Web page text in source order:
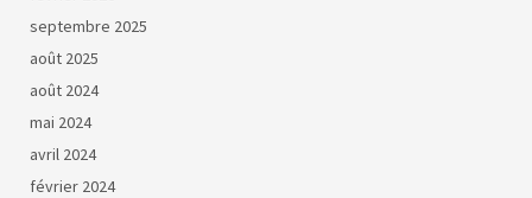
septembre 2025
août 2025
août 2024
mai 2024
avril 2024
février 2024